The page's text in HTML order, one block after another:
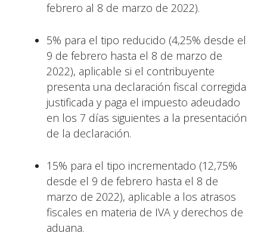
febrero al 8 de marzo de 2022).
5% para el tipo reducido (4,25% desde el
9 de febrero hasta el 8 de marzo de
2022), aplicable si el contribuyente
presenta una declaración fiscal corregida
justificada y paga el impuesto adeudado
en los 7 días siguientes a la presentación
de la declaración.
15% para el tipo incrementado (12,75%
desde el 9 de febrero hasta el 8 de
marzo de 2022), aplicable a los atrasos
fiscales en materia de IVA y derechos de
aduana.